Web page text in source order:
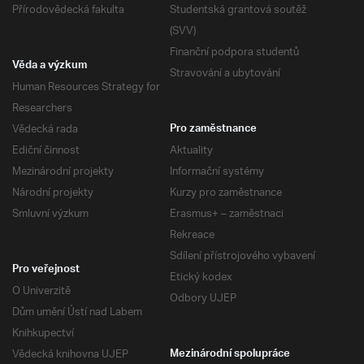
Přírodovědecká fakulta
Studentská grantová soutěž
(SVV)
Finanční podpora studentů
Stravování a ubytování
Věda a výzkum
Human Resources Strategy for
Researchers
Vědecká rada
Ediční činnost
Mezinárodní projekty
Národní projekty
Smluvní výzkum
Pro zaměstnance
Aktuality
Informační systémy
Kurzy pro zaměstnance
Erasmus+ – zaměstnaci
Rekreace
Sdílení přístrojového vybavení
Etický kodex
Odbory UJEP
Pro veřejnost
O Univerzitě
Dům umění Ústí nad Labem
Knihkupectví
Vědecká knihovna UJEP
Mezinárodní spolupráce